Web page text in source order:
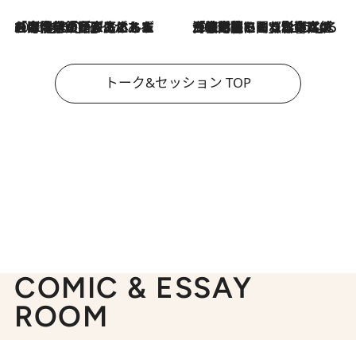
2026.8.3
「今後値上げがあるとすれば…」「リスクがあるのは今年の冬」エネルギー専門家が語る、ホルムズ海峡封鎖が家庭にもたらす“ある心配” 2026.8.3
「住宅建てられない…」「サーチャージ料の高値が続いている」ホルムズ海峡封鎖による影響はいつまで続く？《エネルギー専門家に聞く“どうなる日本の暮らし”》
トーク&セッション TOP
COMIC & ESSAY
ROOM